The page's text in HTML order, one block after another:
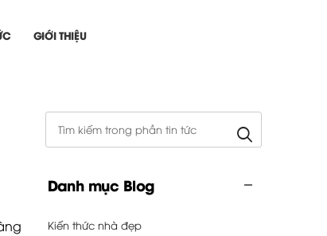
GIỚI THIỆU
Danh mục Blog
Kiến thức nhà đẹp